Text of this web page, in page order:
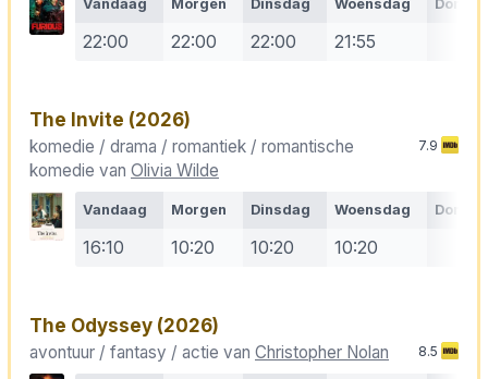
Vandaag Morgen Dinsdag Woensdag
22:00 22:00 22:00 21:55
The Invite (2026)
komedie / drama / romantiek / romantische
komedie van Olivia Wilde
7.9
Vandaag Morgen Dinsdag Woensdag
16:10 10:20 10:20 10:20
The Odyssey (2026)
avontuur / fantasy / actie van Christopher Nolan 8.5